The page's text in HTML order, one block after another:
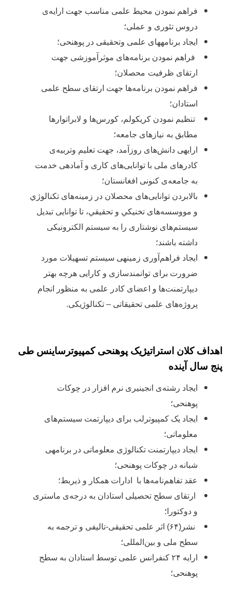
فراهم نمودن محیط علمی مناسب جهت ارایهی
دروس تئوری و عملی؛
ایجاد برنامه‏های علمی وتحقیقی در پوهنحی؛
فراهم نمودن برنامههای موثرآموزشی جهت
ارتقای ظرفیت محصلان؛
فراهم نمودن برنامهها جهت ارتقای سطح علمی
استادان؛
تنظیم نمودن کریکولم، کورسها و لابراتوارها
مطابق به نیازهای جامعه؛
ارایه‏ی دانشهای روزآمد، جهت تعلیم وتربیهی
کادرهای ملی با تواناییهای کاری و آماده‏ی خدمت
به جامعهی کنونی افغانستان؛
بالابردن تواناییهای محصلان در زمینههای تكنالوژي
و مووسسههای تخنيكي و تحقيقي، تا توانايی تبدیل
سیستمهای نوشتاری را به سیستم الکترونیکی
داشته باشند؛
ایجاد فراهم آوری زمینه‏ی سیستم تسهیلات مورد
ضرورت برای توانمندسازی و کارایی هرچه بهتر
دیپارتمنتها و اعضای کادر علمی به منظور انجام
پروژههای علمی تحقیقاتی – تكنالوژيکی.
اهداف کلان استراتیژیک پوهنحی کمپیوترساینس طی
پنج سال آینده
ایجاد رشتهی انجینیری نرم افزار در چوکات
پوهنحی؛
ایجاد یک کمپیوترلب برای دیپارتمت سیستمهای
معلوماتی؛
ایجاد دیپارتمنت تکنالوژی معلوماتی در برنامه‏ی
شبانه در چوکات پوهنحی؛
عقد تفاهم‌نامه‌ها با ادارات همکار و ذیربط؛
ارتقای سطح تحصیلی استادان به درجهی ماستری
و دوکتورا؛
نشر(۶۴) اثر علمی تحقیقی-تالیفی و ترجمه به
سطح ملی و بین‌المللی؛
ارایه ۲۴ کنفرانس علمی توسط استادان به سطح
پوهنحی؛